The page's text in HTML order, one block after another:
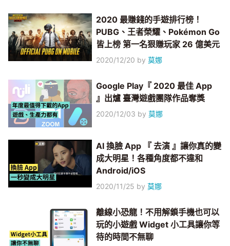
2020 最賺錢的手遊排行榜！
PUBG、王者榮耀、Pokémon Go
皆上榜 第一名狠賺玩家 26 億美元
2020/12/20 by莫娜
Google Play『 2020 最佳 App
』出爐 臺灣遊戲團隊作品奪獎
2020/12/03 by莫娜
AI 換臉 App 『 去演 』讓你真的變
成大明星！各種角度都不違和
Android/iOS
2020/11/25 by莫娜
離線小恐龍！不用解鎖手機也可以
玩的小遊戲 Widget 小工具讓你等
待的時間不無聊